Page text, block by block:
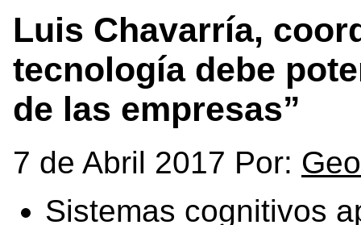
Luis Chavarría,
tecnología debe
de las empresas”
7 de Abril 2017 Por:
Sistemas cognitivos